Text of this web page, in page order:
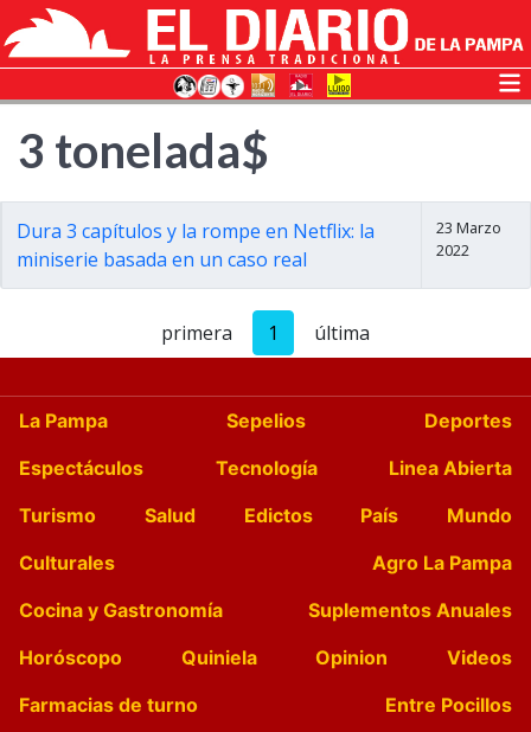
3 tonelada$
Dura 3 capítulos y la rompe en Netflix: la
miniserie basada en un caso real
23 Marzo
2022
primera 1 última
La Pampa Sepelios
Deportes
Espectáculos
Tecnología
Linea Abierta
Turismo
Salud Edictos País
Mundo
Culturales
Agro La Pampa
Cocina y Gastronomía
Suplementos Anuales
Horóscopo
Quiniela Opinion
Videos
Farmacias de turno
Entre Pocillos